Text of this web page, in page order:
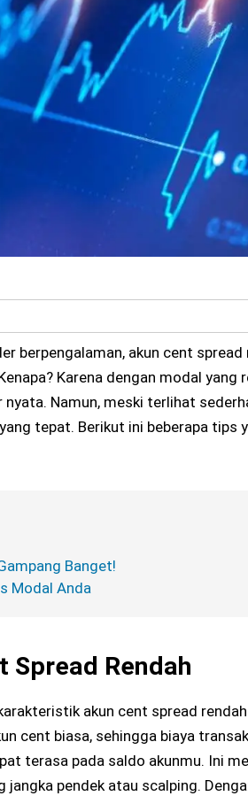
berpengalaman, akun cent
Karena dengan modal
Namun, meski terlihat
tepat. Berikut ini beberapa tips
Banget!
Modal Anda
Rendah
akun cent spread
cent biasa, sehingga biaya
terasa pada saldo akunmu. Ini
pendek atau scalping.